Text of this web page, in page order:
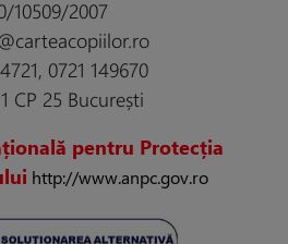
10509/2007
0721 149670
CP 25 București
pentru Protecția
http://www.anpc.gov.ro